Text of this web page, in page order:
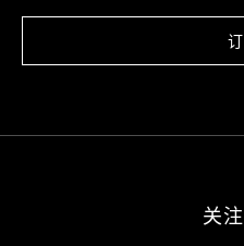
关